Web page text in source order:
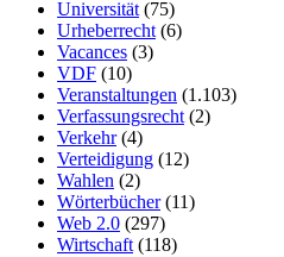
Universität (75)
Urheberrecht (6)
Vacances (3)
VDF (10)
Veranstaltungen (1.103)
Verfassungsrecht (2)
Verkehr(4)
Verteidigung (12)
Wahlen (2)
Wörterbücher(11)
Web 2.0 (297)
Wirtschaft (118)